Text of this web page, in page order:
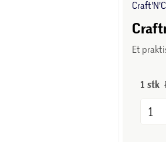
Et
1 stk
1